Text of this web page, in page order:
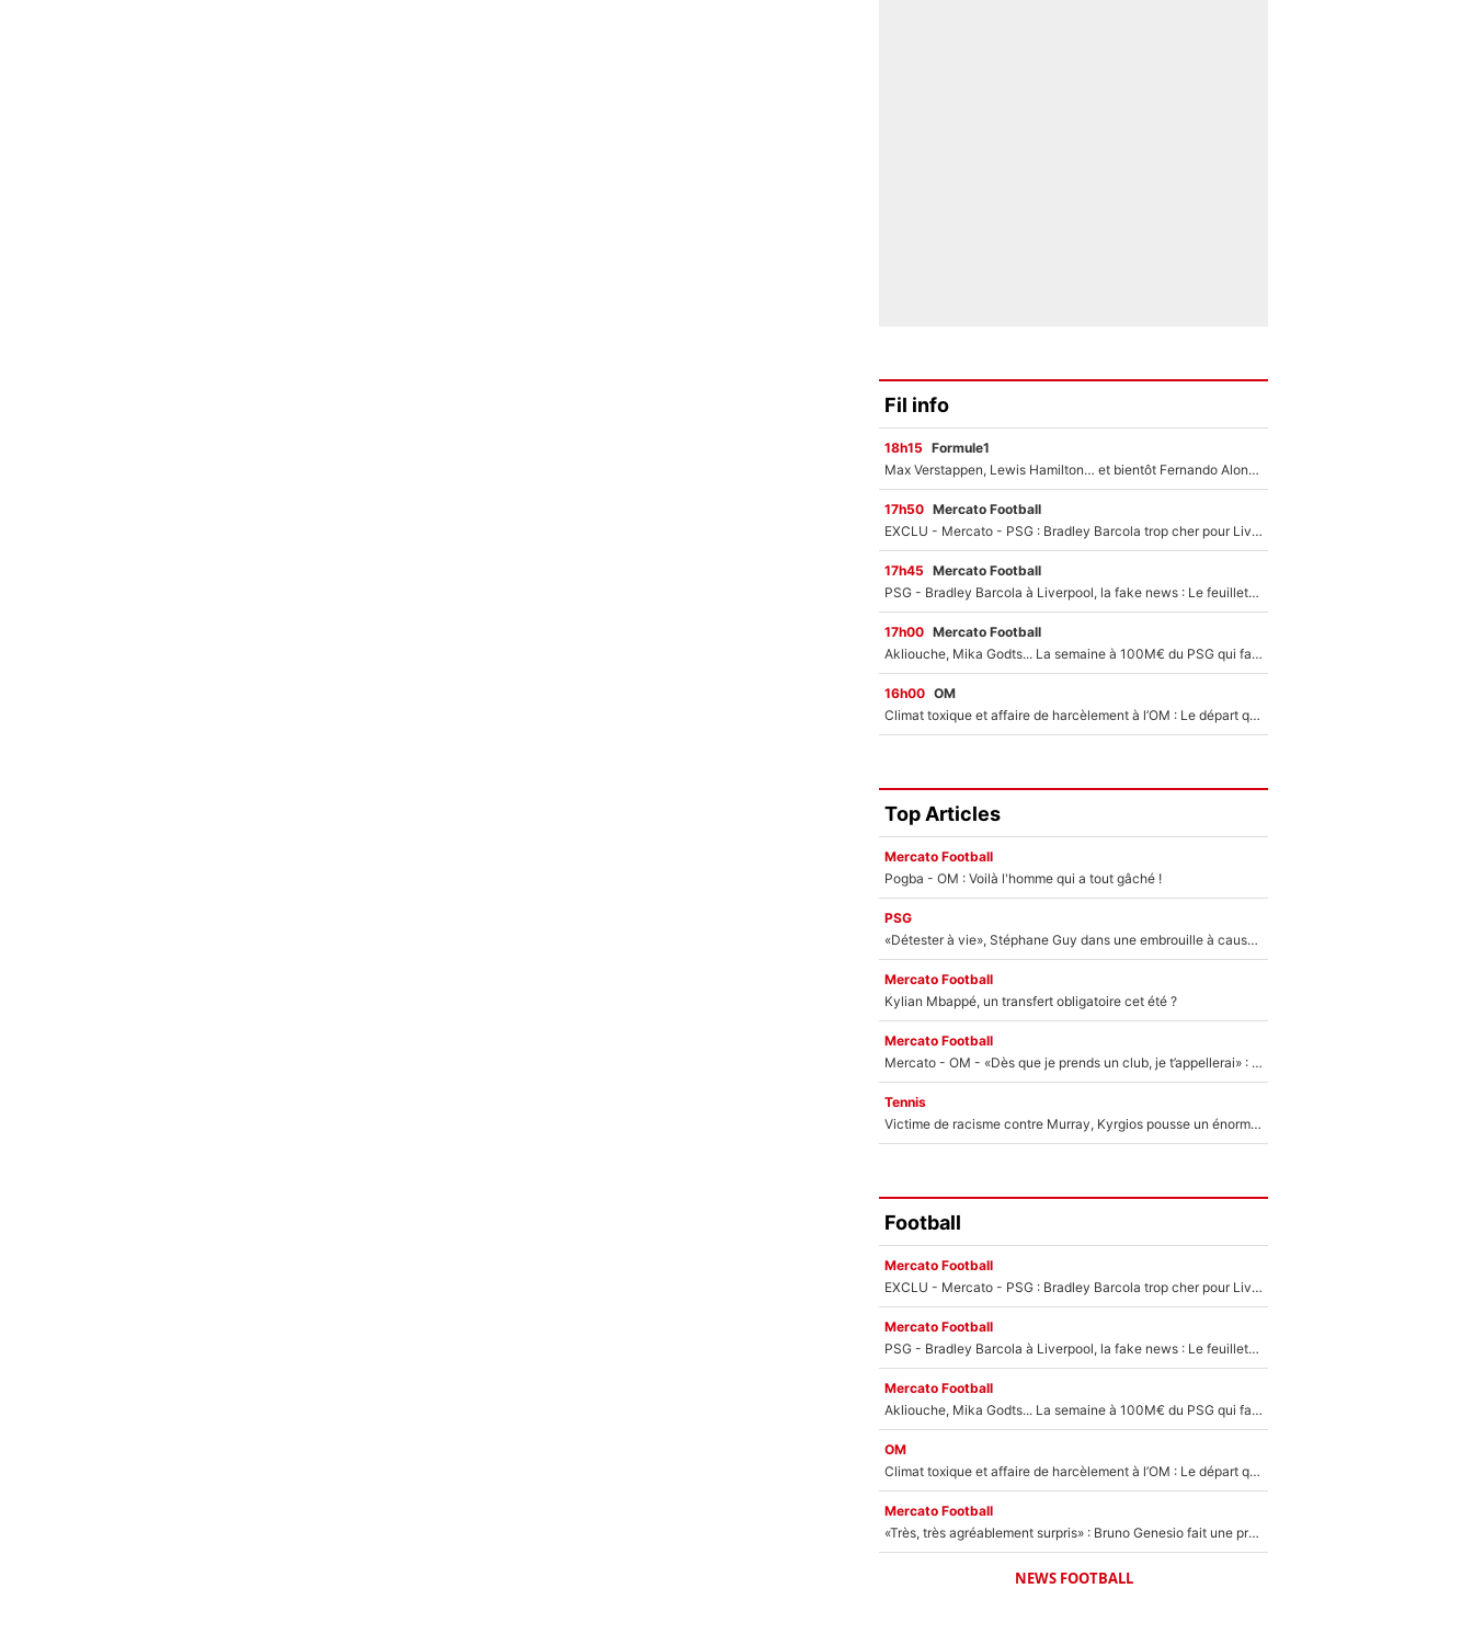
Fil info
18h15 Formule1
Max Verstappen, Lewis Hamilton… et bientôt Fernando Alonso ? Le classement des pilotes les mieux payés en Formule 1 risque de changer !
17h50 Mercato Football
EXCLU - Mercato - PSG : Bradley Barcola trop cher pour Liverpool
17h45 Mercato Football
PSG - Bradley Barcola à Liverpool, la fake news : Le feuilleton continue !
17h00 Mercato Football
Akliouche, Mika Godts... La semaine à 100M€ du PSG qui fait basculer le mercato du PSG !
16h00 OM
Climat toxique et affaire de harcèlement à l’OM : Le départ qui soulage le vestiaire de Bruno Genesio
Top Articles
Mercato Football
Pogba - OM : Voilà l'homme qui a tout gâché !
PSG
«Détester à vie», Stéphane Guy dans une embrouille à cause du PSG !
Mercato Football
Kylian Mbappé, un transfert obligatoire cet été ?
Mercato Football
Mercato - OM - «Dès que je prends un club, je t’appellerai» : La promesse de Marcelino au moment de claquer la porte
Tennis
Victime de racisme contre Murray, Kyrgios pousse un énorme coup de gueule !
Football
Mercato Football
EXCLU - Mercato - PSG : Bradley Barcola trop cher pour Liverpool
Mercato Football
PSG - Bradley Barcola à Liverpool, la fake news : Le feuilleton continue !
Mercato Football
Akliouche, Mika Godts... La semaine à 100M€ du PSG qui fait basculer le mercato du PSG !
OM
Climat toxique et affaire de harcèlement à l’OM : Le départ qui soulage le vestiaire de Bruno Genesio
Mercato Football
«Très, très agréablement surpris» : Bruno Genesio fait une promesse pour la suite du mercato de l’OM et rassure les supporters
NEWS FOOTBALL